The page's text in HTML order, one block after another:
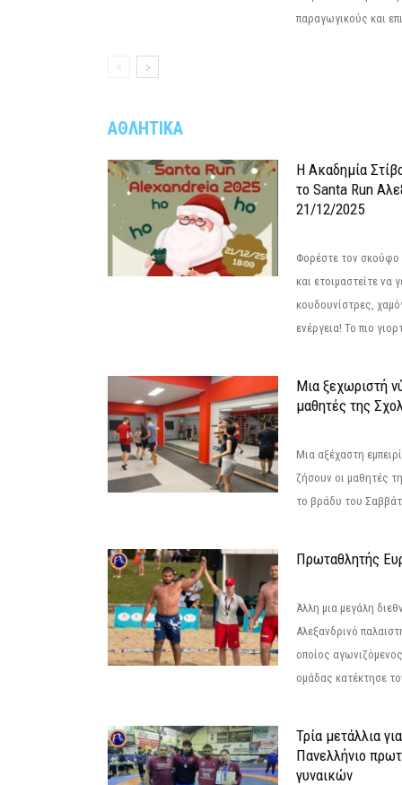
παραγωγικούς και
ΑΘΛΗΤΙΚΑ
Η Ακαδημία
το Santa Run
21/12/2025
Φορέστε τον σκούφο
και ετοιμαστείτε να
κουδουνίστρες,
ενέργεια! Το πιο
Μια ξεχωριστή
μαθητές της
Μια αξέχαστη
ζήσουν οι μαθητές
το βράδυ του
Πρωταθλητής
Άλλη μια μεγάλη
Αλεξανδρινό
οποίος
ομάδας κατέκτησε
Τρία μετάλλια
Πανελλήνιο
γυναικών